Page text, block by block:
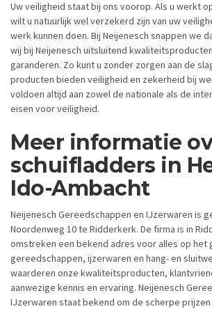
Uw veiligheid staat bij ons voorop. Als u werkt
wilt u natuurlijk wel verzekerd zijn van uw
werk kunnen doen. Bij Neijenesch snappen we
wij bij Neijenesch uitsluitend
garanderen. Zo kunt u zonder zorgen aan de
producten bieden veiligheid en zekerheid bij
voldoen altijd aan zowel de nationale als de
eisen voor veiligheid.
Meer informatie
schuifladders in
Ido-Ambacht
Neijenesch Gereedschappen en IJzerwaren is
Noordenweg 10 te Ridderkerk. De firma is in
omstreken een bekend adres voor alles op het
gereedschappen, ijzerwaren en hang- en
waarderen onze kwaliteitsproducten,
aanwezige kennis en ervaring. Neijenesch
IJzerwaren staat bekend om de scherpe